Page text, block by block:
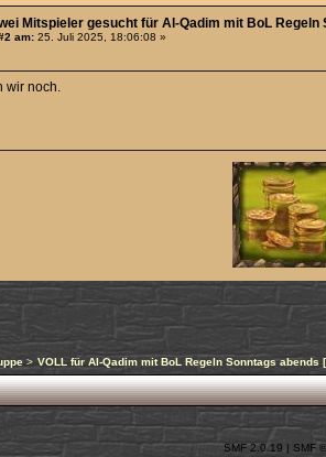
Mitspieler gesucht für Al-Qadim mit BoL Regeln
am: 25. Juli 2025, 18:06:08 »
wir noch.
> VOLL für Al-Qadim mit BoL Regeln Sonntags abends
SMF 2.0.19 | SMF